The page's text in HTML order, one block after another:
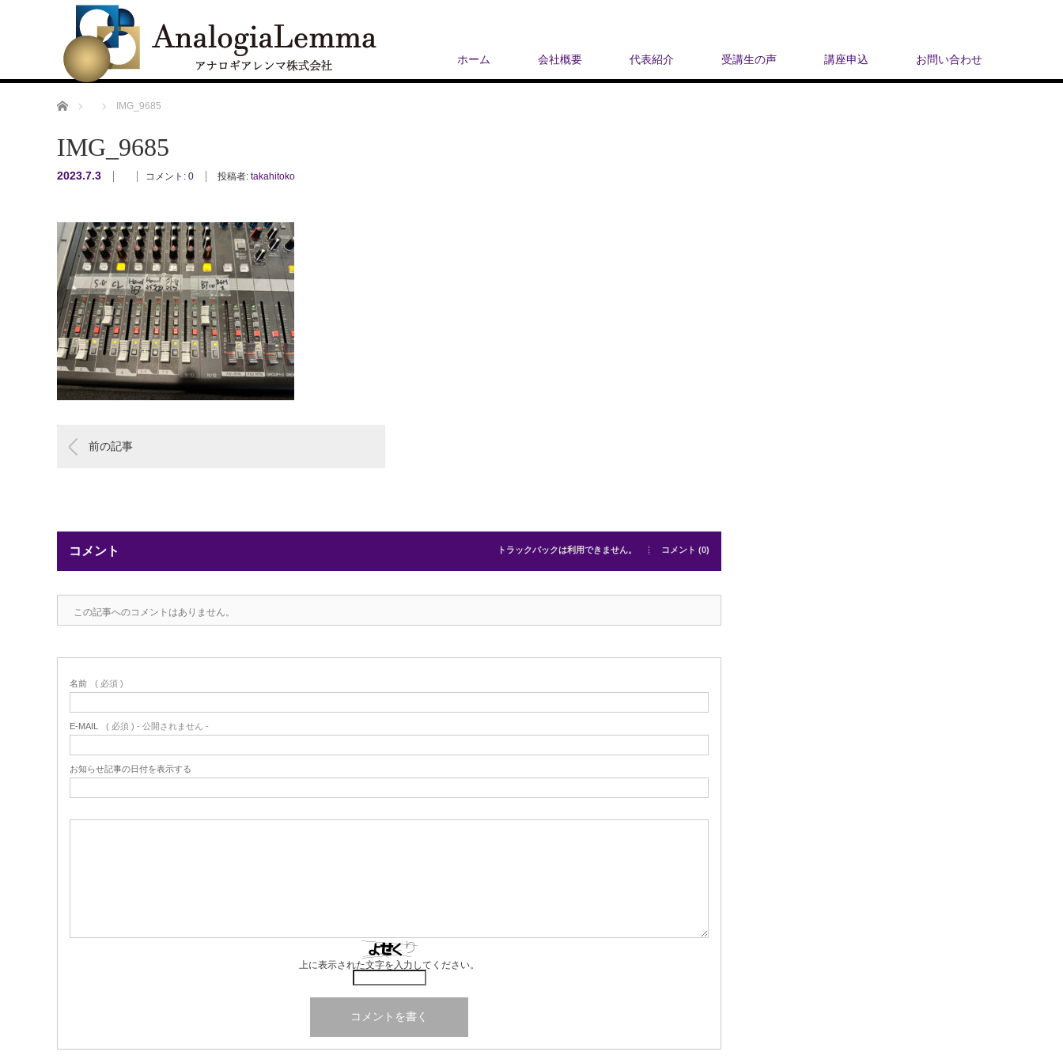
ホーム 会社概要 代表紹介 受講生の声 講座申込 お問い合わせ
ホーム IMG_9685
IMG_9685
2023.7.3 コメント: 0 投稿者: takahitoko
前の記事
コメント トラックバックは利用できません。 コメント (0)
この記事へのコメントはありません。
名前 ( 必須 )
E-MAIL ( 必須 ) - 公開されません -
お知らせ記事の日付を表示する
上に表示された文字を入力してください。